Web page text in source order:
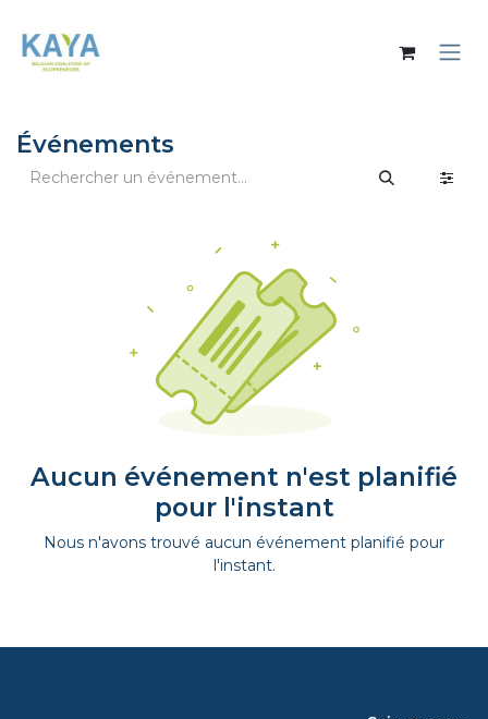
Événements
Aucun événement n'est planifié
pour l'instant
Nous n'avons trouvé aucun événement planifié pour
l'instant.